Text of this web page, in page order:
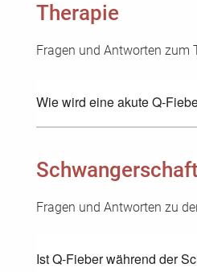
Therapie
Fragen und Antworten zum
Wie wird eine akute Q-
Fragen und Antworten zu
Ist Q-Fieber während der